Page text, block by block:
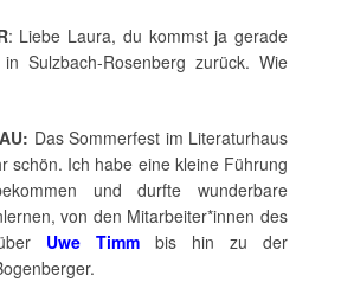
: Liebe Laura, du kommst ja gerade
Sulzbach-Rosenberg zurück. Wie
Das Sommerfest im Literaturhaus
schön. Ich habe eine kleine Führung
und durfte wunderbare
von den Mitarbeiter*innen des
Uwe Timm bis hin zu der